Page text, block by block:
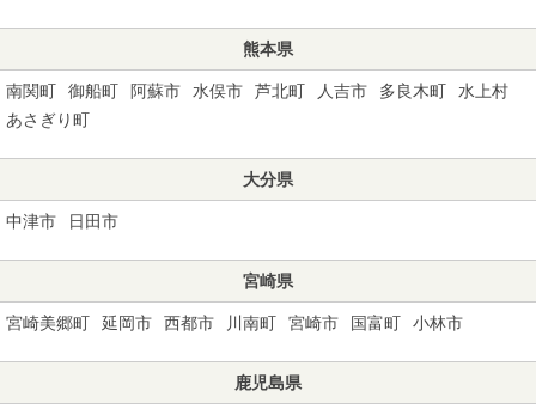
熊本県
南関町 御船町 阿蘇市 水俣市 芦北町 人吉市 多良木町
水上村
あさぎり町
大分県
中津市 日田市
宮崎県
宮崎美郷町 延岡市 西都市 川南町 宮崎市 国富町 小林市
鹿児島県